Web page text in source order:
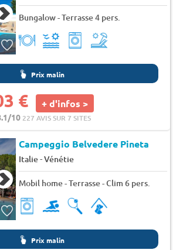
Bungalow - Terrasse 4 pers.
Prix malin
€ + d'infos >
10 227 AVIS SUR 7 SITES
Campeggio Belvedere Pineta
Italie-Vénétie
Mobil home - Terrasse - Clim 6 pers.
Prix malin